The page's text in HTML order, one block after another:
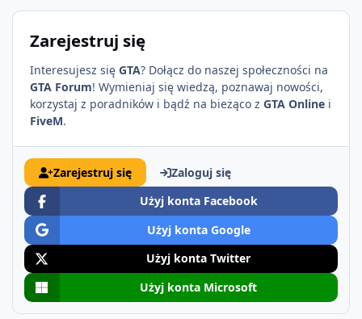
Zarejestruj się
Interesujesz się GTA? Dołącz do naszej społeczności na
GTA Forum! Wymieniaj się wiedzą, poznawaj nowości,
korzystaj z poradników i bądź na bieżąco z GTA Online i
FiveM.
Zarejestruj się
Zaloguj się
Użyj konta Facebook
Użyj konta Google
Użyj konta Twitter
Użyj konta Microsoft